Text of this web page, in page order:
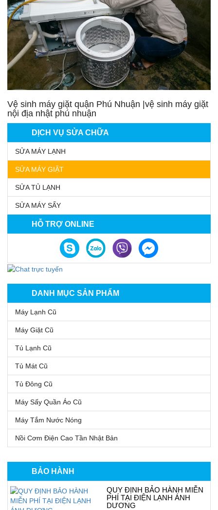
DỊCH VỤ SỬA CHỮA
SỬA MÁY LẠNH
SỬA MÁY GIẶT
SỬA TỦ LẠNH
SỬA MÁY SẤY
HỖ TRỢ ONLINE
DANH MỤC SẢN PHẨM
Máy Lạnh Cũ
Máy Giặt Cũ
Tủ Lạnh Cũ
Tủ Mát Cũ
Tủ Đông Cũ
Máy Sấy Quần Áo Cũ
Máy Tắm Nước Nóng
Nồi Cơm Điện Cao Tần Nhật Bản
BẢO HÀNH
QUY ĐỊNH BẢO HÀNH MIỄN
PHÍ TẠI ĐIỆN LẠNH ÁNH
DƯƠNG
Vệ sinh máy giặt quận Phú Nhuận |vệ sinh máy giặt
nội địa nhật phú nhuận